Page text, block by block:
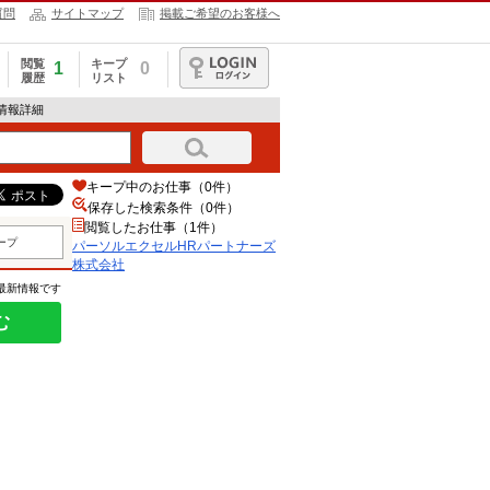
問 サイトマップ 掲載ご希望のお客様へ
閲覧
履歴
1
キープ
リスト
0
ログイン
報詳細
プ
新情報です
キープ中のお仕事（0件）
保存した検索条件（0件）
閲覧したお仕事（1件）
パーソルエクセルHRパートナーズ
株式会社